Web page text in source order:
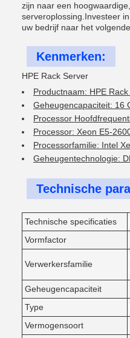
zijn naar een
serveroplossing.Investeer
uw bedrijf naar het
Kenmerken:
HPE Rack Server
Productnaam: HPE
Geheugencapaciteit: 16
Processor
Processor: Xeon E5-
Processorfamilie: Intel
Geheugentechnologie:
Technische
Technische specificaties
Vormfactor
Verwerkersfamilie
Geheugencapaciteit
Type
Vermogensoort